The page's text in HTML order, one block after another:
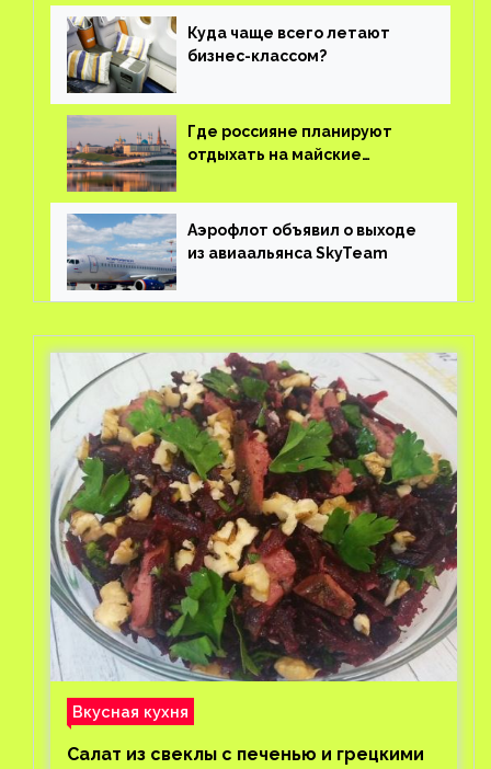
Куда чаще всего летают
бизнес-классом?
Где россияне планируют
отдыхать на майские
Аэрофлот объявил о выходе
из авиаальянса SkyTeam
Вкусная кухня
Салат из свеклы с печенью и грецкими